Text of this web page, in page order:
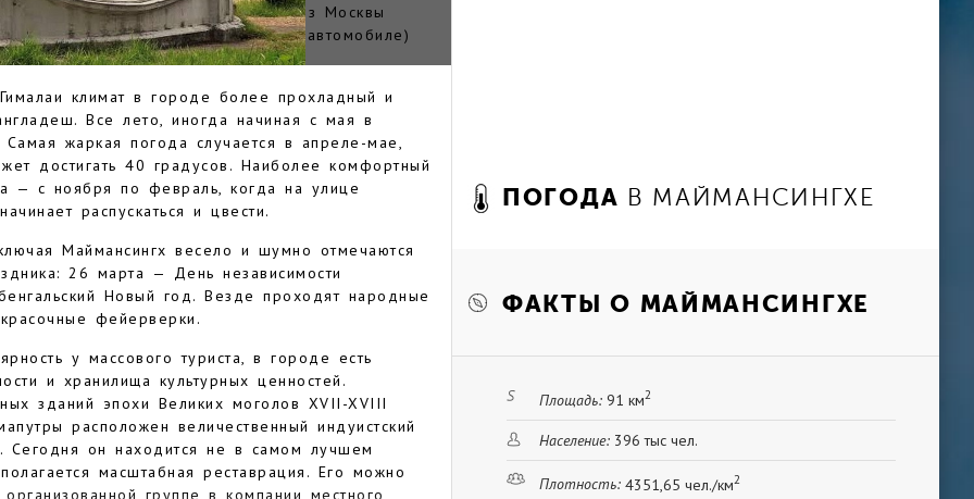
часов, на такси выйдет быстрее. Из Москвы
способом, на самолете и поезде (автомобиле)
климат в городе более прохладный и
Все лето, иногда начиная с мая в
жаркая погода случается в апреле-мае,
достигать 40 градусов. Наиболее комфортный
— с ноября по февраль, когда на улице
распускаться и цвести.
Маймансингх весело и шумно отмечаются
26 марта — День независимости
Новый год. Везде проходят народные
фейерверки.
у массового туриста, в городе есть
и хранилища культурных ценностей.
зданий эпохи Великих моголов XVII-XVIII
расположен величественный индуистский
Сегодня он находится не в самом лучшем
масштабная реставрация. Его можно
группе в компании местного
ПОГОДА В МАЙМАНСИНГХЕ
ФАКТЫ О МАЙМАНСИНГХЕ
Площадь: 91 км2
Население: 396 тыс чел.
Плотность: 4351,65 чел./км2